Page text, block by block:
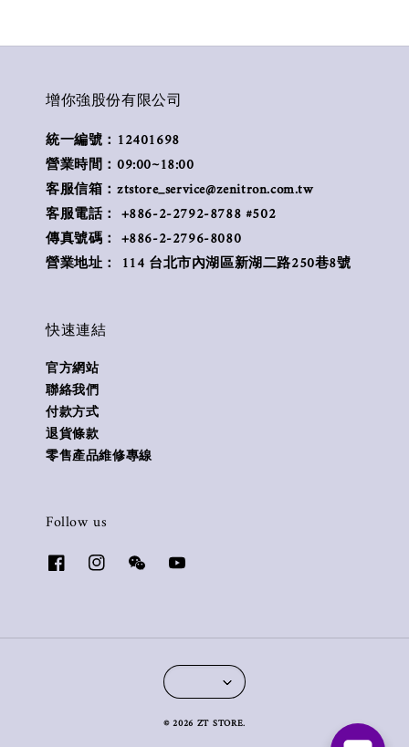
增你強股份有限公司
統一編號：12401698
營業時間：09:00~18:00
客服信箱：ztstore_service@zenitron.com.tw
客服電話： +886-2-2792-8788 #502
傳真號碼： +886-2-2796-8080
營業地址： 114 台北市內湖區新湖二路250巷8號
快速連結
官方網站
聯絡我們
付款方式
退貨條款
零售產品維修專線
Follow us
© 2026 ZT STORE.